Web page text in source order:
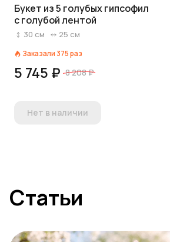
Букет из 5 голубых гипсофил
с голубой лентой
30 см 25 см
Заказали 375раз
5 745 ₽ 8 208 ₽
Нет в наличии
Статьи